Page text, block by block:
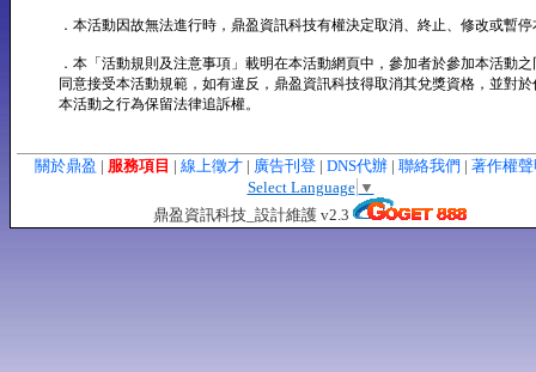
．本活動因故無法進行時，鼎盈資訊科技有權決定取消、終止、修改或暫
．本「活動規則及注意事項」載明在本活動網頁中，參加者於參加本活動
同意接受本活動規範，如有違反，鼎盈資訊科技得取消其兌獎資格，並對
本活動之行為保留法律追訴權。
關於鼎盈 | 服務項目 | 線上徵才 | 廣告刊登 | DNS代辦 | 聯絡我們 | 著作
Select Language ▼
鼎盈資訊科技_設計維護 v2.3